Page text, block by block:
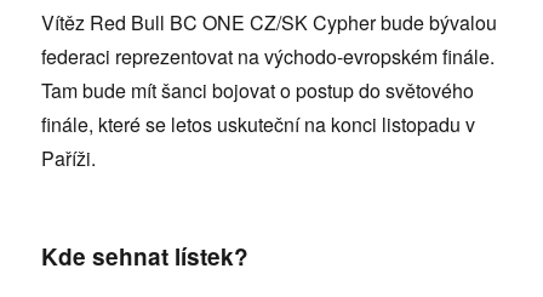
Vítěz Red Bull BC ONE CZ/SK Cypher bude bývalou
federaci reprezentovat na východo-evropském finále.
Tam bude mít šanci bojovat o postup do světového
finále, které se letos uskuteční na konci listopadu v
Paříži.
Kde sehnat lístek?